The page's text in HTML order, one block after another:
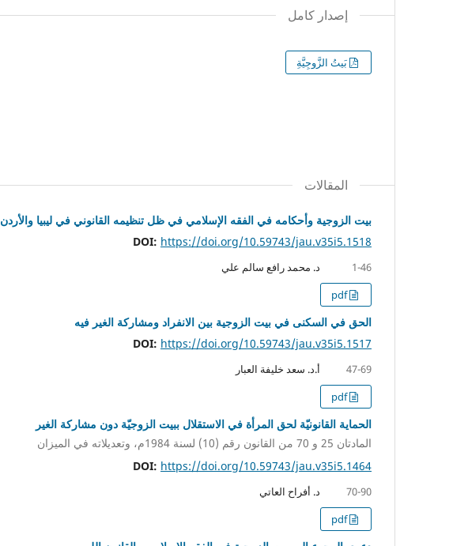
إصدار كامل
بَيتُ الزَّوجِيَّةِ
المقالات
بيت الزوجية وأحكامه في الفقه الإسلامي في ظل تنظيمه القانوني في ليبيا والأردن
DOI: https://doi.org/10.59743/jau.v35i5.1518
د. محمد رافع سالم علي
1-46
pdf
الحق في السكنى في بيت الزوجية بين الانفراد ومشاركة الغير فيه
DOI: https://doi.org/10.59743/jau.v35i5.1517
أ.د. سعد خليفة العبار
47-69
pdf
الحماية القانونيّة لحق المرأة في الاستقلال ببيت الزوجيّة دون مشاركة الغير
المادتان 25 و 70 من القانون رقم (10) لسنة 1984م، وتعديلاته في الميزان
DOI: https://doi.org/10.59743/jau.v35i5.1464
د. أفراح العاتي
70-90
pdf